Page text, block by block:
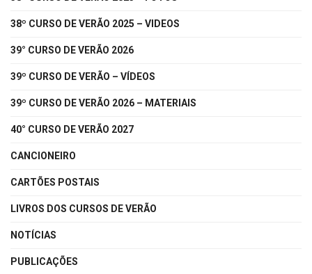
38º CURSO DE VERÃO 2025 – VIDEOS
39° CURSO DE VERÃO 2026
39º CURSO DE VERÃO – VÍDEOS
39º CURSO DE VERÃO 2026 – MATERIAIS
40° CURSO DE VERÃO 2027
CANCIONEIRO
CARTÕES POSTAIS
LIVROS DOS CURSOS DE VERÃO
NOTÍCIAS
PUBLICAÇÕES